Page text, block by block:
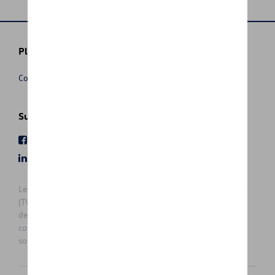
Plus d'informations
Conditions de vente
Suivez nous
Les prix affichés sur le présent site sont des prix recommandés
(TVAc), hors éventuels frais de montage. Pour connaitre le prix
de vente actuel et les éventuels frais de montage, veuillez
contacter votre concessionnaire/agent. Les prix recommandés
sont sujets à des changements sans préavis.